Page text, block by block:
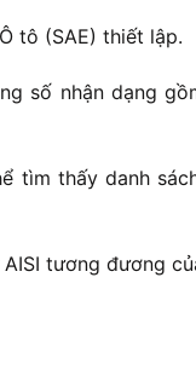
tô (SAE) thiết lập.
số nhận dạng
tìm thấy danh
tương đương